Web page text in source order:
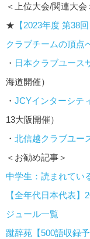
＜上位大会/関連大会
★ 【2023年度 第38
クラブチームの頂点
・ 日本クラブユース
海道開催）
・ JCYインターシテ
13大阪開催）
・ 北信越クラブユー
＜お勧め記事＞
中学生：読まれてい
【全年代日本代表
ジュール一覧
蹴辞苑【500語収録